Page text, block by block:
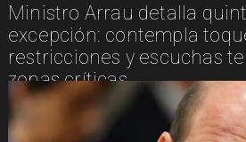
Ministro Arrau detalla
excepción: contempla
restricciones y escuchas
zonas críticas